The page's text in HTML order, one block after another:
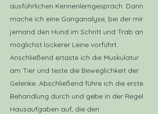
ausführlichen Kennenlerngespräch. Dann
mache ich eine Ganganalyse, bei der mir
jemand den Hund im Schritt und Trab an
möglichst lockerer Leine vorführt.
Anschließend ertaste ich die Muskulatur
am Tier und teste die Beweglichkeit der
Gelenke. Abschließend führe ich die erste
Behandlung durch und gebe in der Regel
Hausaufgaben auf, die den